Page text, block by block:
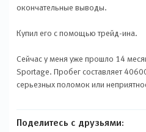
окончательные выводы.
Купил его с помощью трейд-ина.
Сейчас у меня уже прошло 14
Sportage. Пробег составляет
серьезных поломок или
Поделитесь с друзьями: